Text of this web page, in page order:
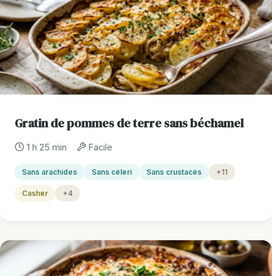
Gratin de pommes de terre sans béchamel
1 h 25 min Facile
Sans arachides Sans céleri Sans crustacés +11
Casher +4